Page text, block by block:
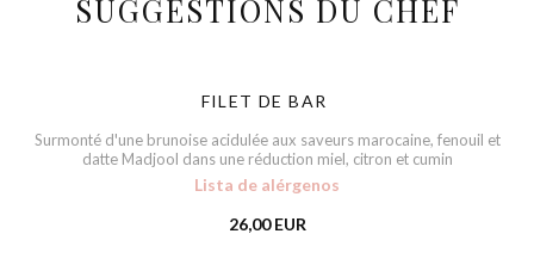
SUGGESTIONS DU CHEF
FILET DE BAR
Surmonté d'une brunoise acidulée aux saveurs marocaine, fenouil et
datte Madjool dans une réduction miel, citron et cumin
Lista de alérgenos
26,00 EUR